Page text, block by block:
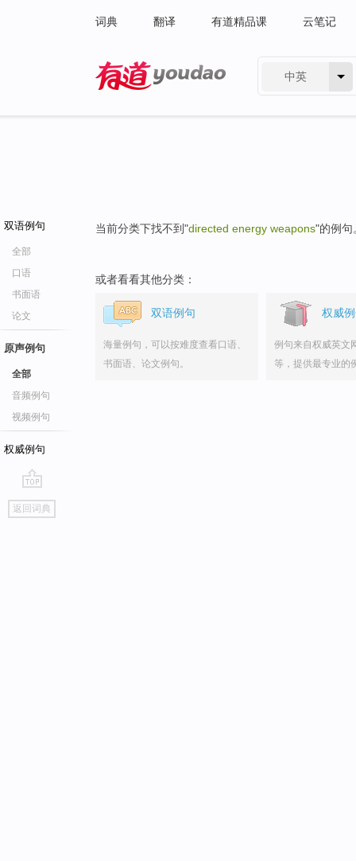
词典 翻译 有道精品课 云笔记
中英
双语例句
全部
口语
书面语
论文
原声例句
全部
音频例句
视频例句
权威例句
go
top
返回词典
当前分类下找不到"directed energy weapons"的例句
或者看看其他分类：
双语例句
海量例句，可以按难度查看口语、
书面语、论文例句。
权威
例句来自权威英文
等，提供最专业的